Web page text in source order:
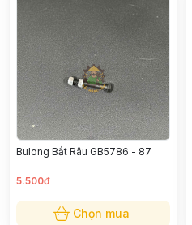
Bulong Bắt Râu GB5786 - 87
5.500đ
Chọn mua